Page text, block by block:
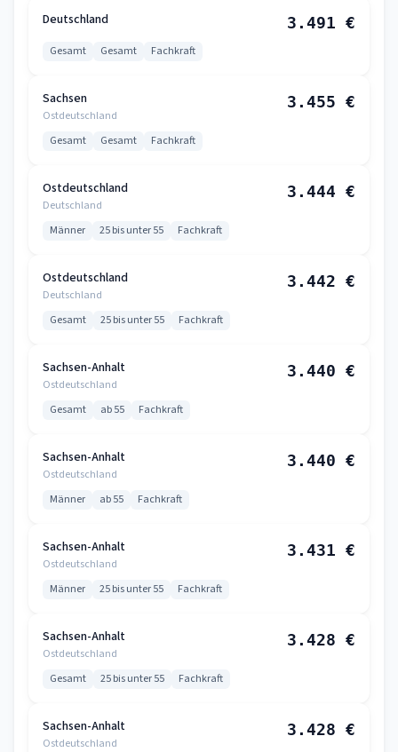
Deutschland 3.491 €
Gesamt Gesamt Fachkraft
Sachsen
Ostdeutschland
3.455 €
Gesamt Gesamt Fachkraft
Ostdeutschland
Deutschland
3.444 €
Männer 25 bis unter 55 Fachkraft
Ostdeutschland
Deutschland
3.442 €
Gesamt 25 bis unter 55 Fachkraft
Sachsen-Anhalt
Ostdeutschland
3.440 €
Gesamt ab 55 Fachkraft
Sachsen-Anhalt
Ostdeutschland
3.440 €
Männer ab 55 Fachkraft
Sachsen-Anhalt
Ostdeutschland
3.431 €
Männer 25 bis unter 55 Fachkraft
Sachsen-Anhalt
Ostdeutschland
3.428 €
Gesamt 25 bis unter 55 Fachkraft
Sachsen-Anhalt
Ostdeutschland
3.428 €